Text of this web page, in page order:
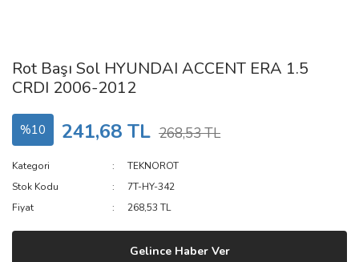
Rot Başı Sol HYUNDAI ACCENT ERA 1.5
CRDI 2006-2012
%10 241,68 TL 268,53 TL
Kategori
TEKNOROT
Stok Kodu
7T-HY-342
Fiyat
268,53 TL
Gelince Haber Ver